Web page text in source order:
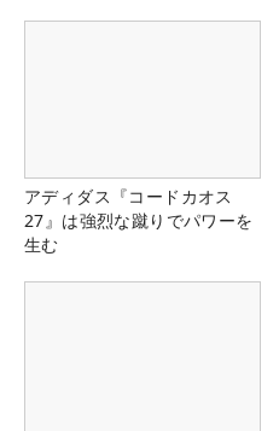
アディダス『コードカオス
27』は強烈な蹴りでパワーを
生む